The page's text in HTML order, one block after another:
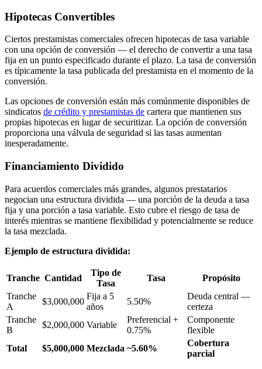
Hipotecas Convertibles
Ciertos prestamistas comerciales ofrecen hipotecas de tasa variable
con una opción de conversión — el derecho de convertir a una tasa
fija en un punto especificado durante el plazo. La tasa de conversión
es típicamente la tasa publicada del prestamista en el momento de la
conversión.
Las opciones de conversión están más comúnmente disponibles de
sindicatos de crédito y prestamistas de cartera que mantienen sus
propias hipotecas en lugar de securitizar. La opción de conversión
proporciona una válvula de seguridad si las tasas aumentan
inesperadamente.
Financiamiento Dividido
Para acuerdos comerciales más grandes, algunos prestatarios
negocian una estructura dividida — una porción de la deuda a tasa
fija y una porción a tasa variable. Esto cubre el riesgo de tasa de
interés mientras se mantiene flexibilidad y potencialmente se reduce
la tasa mezclada.
Ejemplo de estructura dividida:
Tranche Cantidad
Tipo de
Tasa
Tasa
Propósito
Tranche
A
$3,000,000
Fija a 5
años
5.50%
Deuda central —
certeza
Tranche
B
$2,000,000 Variable
Preferencial +
0.75%
Componente
flexible
Total
$5,000,000 Mezclada ~5.60%
Cobertura
parcial